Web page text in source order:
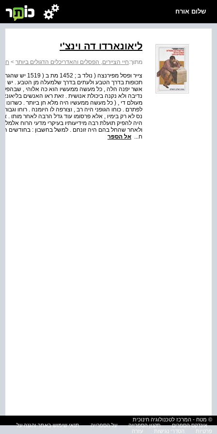
שלום אורח
ליאונארדו דה וינצ'י
מתוך:חיי הציירים, הפסלים והאדריכלים הדגולים ביותר >
צייר ופסל
תכופות בדרך הטבע ולעתים בדרך שלמעלה מן הטבע . יש
אשר יפנה הלה , כל מעשה ממעשיו הוא כה אלוהי ,
נדיבה ולא נקנה ביכולת אנושית . זאת ראו האנשים
מעולם די , ( כל מעשה ממעשיו היה מלא חן ביותר . כשרונו
לפתרם . כוחו הגופני היה רב , וצורפה לו היומנה . רוחו
נס לא רק בימיו , אלא פרסומו עוד גדל הרבה לאחר מותו .
ולאחר שהחל בהם היה זונחם . למשל בחשבון : בחודשים
ח... אל הספר
© מטח - המרכז לטכנולוגיה חינוכית
אינדקס הספרים
תקנון הספרייה על הספרייה
תנאי שימוש באתר והגנה על
פרטיות
הסדרי נגישות עזרה